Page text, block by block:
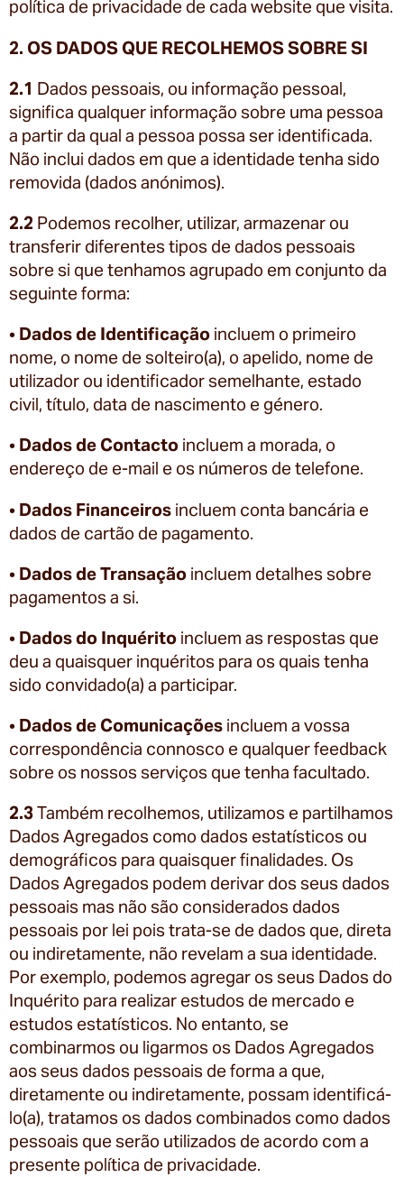
política de privacidade de cada website que visita.
2. OS DADOS QUE RECOLHEMOS SOBRE SI
2.1 Dados pessoais, ou informação pessoal,
significa qualquer informação sobre uma pessoa
a partir da qual a pessoa possa ser identificada.
Não inclui dados em que a identidade tenha sido
removida (dados anónimos).
2.2 Podemos recolher, utilizar, armazenar ou
transferir diferentes tipos de dados pessoais
sobre si que tenhamos agrupado em conjunto da
seguinte forma:
• Dados de Identificação incluem o primeiro
nome, o nome de solteiro(a), o apelido, nome de
utilizador ou identificador semelhante, estado
civil, título, data de nascimento e género.
• Dados de Contacto incluem a morada, o
endereço de e-mail e os números de telefone.
• Dados Financeiros incluem conta bancária e
dados de cartão de pagamento.
• Dados de Transação incluem detalhes sobre
pagamentos a si.
• Dados do Inquérito incluem as respostas que
deu a quaisquer inquéritos para os quais tenha
sido convidado(a) a participar.
• Dados de Comunicações incluem a vossa
correspondência connosco e qualquer feedback
sobre os nossos serviços que tenha facultado.
2.3Também recolhemos, utilizamos e partilhamos
Dados Agregados como dados estatísticos ou
demográficos para quaisquer finalidades. Os
Dados Agregados podem derivar dos seus dados
pessoais mas não são considerados dados
pessoais por lei pois trata-se de dados que, direta
ou indiretamente, não revelam a sua identidade.
Por exemplo, podemos agregar os seus Dados do
Inquérito para realizar estudos de mercado e
estudos estatísticos. No entanto, se
combinarmos ou ligarmos os Dados Agregados
aos seus dados pessoais de forma a que,
diretamente ou indiretamente, possam identificá-
lo(a), tratamos os dados combinados como dados
pessoais que serão utilizados de acordo com a
presente política de privacidade.